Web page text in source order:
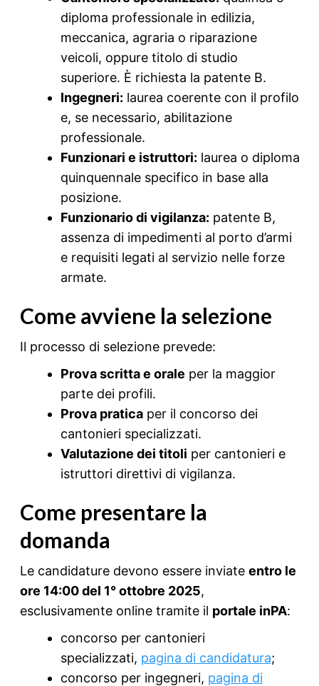
diploma professionale in edilizia,
meccanica, agraria o riparazione
veicoli, oppure titolo di studio
superiore. È richiesta la patente B.
Ingegneri: laurea coerente con il profilo
e, se necessario, abilitazione
professionale.
Funzionari e istruttori: laurea o diploma
quinquennale specifico in base alla
posizione.
Funzionario di vigilanza: patente B,
assenza di impedimenti al porto d’armi
e requisiti legati al servizio nelle forze
armate.
Come avviene la selezione
Il processo di selezione prevede:
Prova scritta e orale per la maggior
parte dei profili.
Prova praticaper il concorso dei
cantonieri specializzati.
Valutazione dei titoli per cantonieri e
istruttori direttivi di vigilanza.
Come presentare la
domanda
Le candidature devono essere inviate entro le
ore 14:00 del 1° ottobre 2025,
esclusivamente online tramite il portale inPA:
concorso per cantonieri
specializzati, pagina di candidatura;
concorso per ingegneri, pagina di